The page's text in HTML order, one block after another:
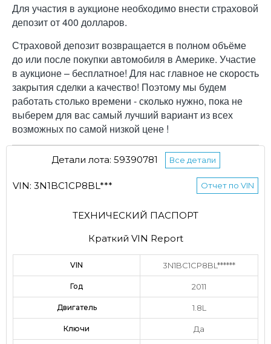
Для участия в аукционе необходимо внести страховой
депозит от 400 долларов.
Страховой депозит возвращается в полном объёме
до или после покупки автомобиля в Америке. Участие
в аукционе – бесплатное! Для нас главное не скорость
закрытия сделки а качество! Поэтому мы будем
работать столько времени - сколько нужно, пока не
выберем для вас самый лучший вариант из всех
возможных по самой низкой цене !
Детали лота: 59390781 Все детали
VIN: 3N1BC1CP8BL*** Отчет по VIN
ТЕХНИЧЕСКИЙ ПАСПОРТ
Краткий VIN Report
VIN 3N1BC1CP8BL******
Год 2011
Двигатель 1.8L
Ключи Да